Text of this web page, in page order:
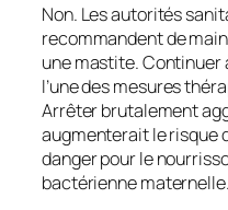
Non. Les autorités
recommandent de
une mastite. Continuer
l’une des mesures
Arrêter brutalement
augmenterait le risque
danger pour le
bactérienne maternelle.